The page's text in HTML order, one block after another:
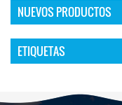
NUEVOS PRODUCTOS
ETIQUETAS